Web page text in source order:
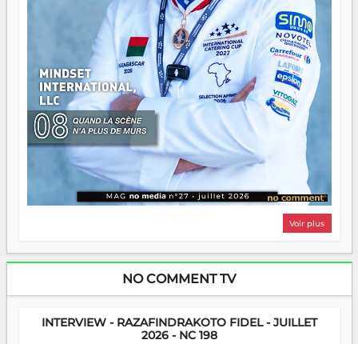
Voir plus
NO COMMENT TV
INTERVIEW - RAZAFINDRAKOTO FIDEL - JUILLET
2026 - NC 198